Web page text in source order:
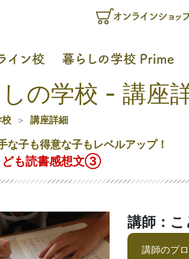
の学校 - 講座
講座詳細
な子も得意な子もレベルアップ！
ども読書感想文③
講師：
講師のプ